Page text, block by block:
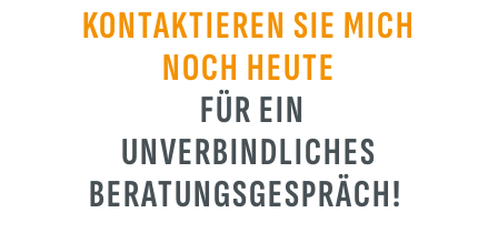
KONTAKTIEREN SIE MICH
NOCH HEUTE
FÜR EIN
UNVERBINDLICHES
BERATUNGSGESPRÄCH!